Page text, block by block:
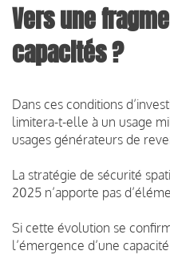
Vers une
capacités ?
Dans ces conditions
limitera-t-elle à un usage
usages générateurs de
La stratégie de sécurité
2025 n’apporte pas
Si cette évolution se
l’émergence d’une